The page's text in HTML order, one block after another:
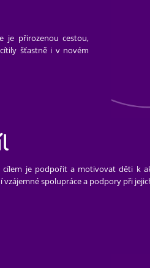
je přirozenou cestou,
šťastně i v novém
cílem je podpořit a motivovat děti k
vzájemné spolupráce a podpory při